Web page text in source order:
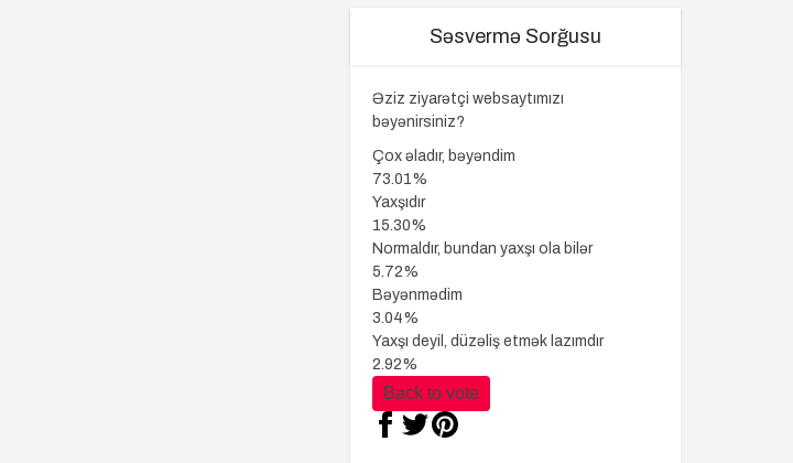
Səsvermə Sorğusu
Əziz ziyarətçi websaytımızı
bəyənirsiniz?
Çox əladır, bəyəndim
73.01%
Yaxşıdır
15.30%
Normaldır, bundan yaxşı ola bilər
5.72%
Bəyənmədim
3.04%
Yaxşı deyil, düzəliş etmək lazımdır
2.92%
Back to vote